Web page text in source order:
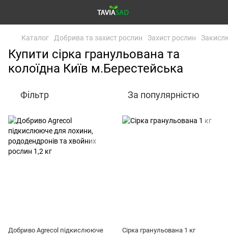
Каталог Добрива та захист рослин Захист рослин
Купити сірка гранульована та
колоїдна Київ м.Берестейська
Фільтр За популярністю
Добриво Agrеcol підкислююче
Сірка гранульована 1 кг